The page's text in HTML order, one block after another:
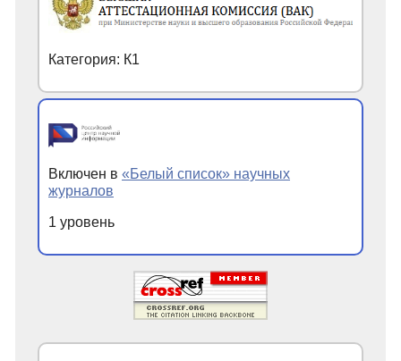
Категория: К1
Включен в «Белый список» научных
журналов
1 уровень